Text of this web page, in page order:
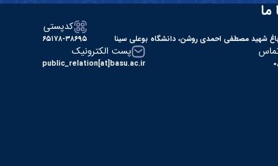
ما
شهید مصطفی احمدی روشن، دانشگاه بوعلی سینا
کدپستی
۶۵۱۷۸-۳۸۶۹۵
پست الکترونیک
public_relation[at]basu.ac.ir